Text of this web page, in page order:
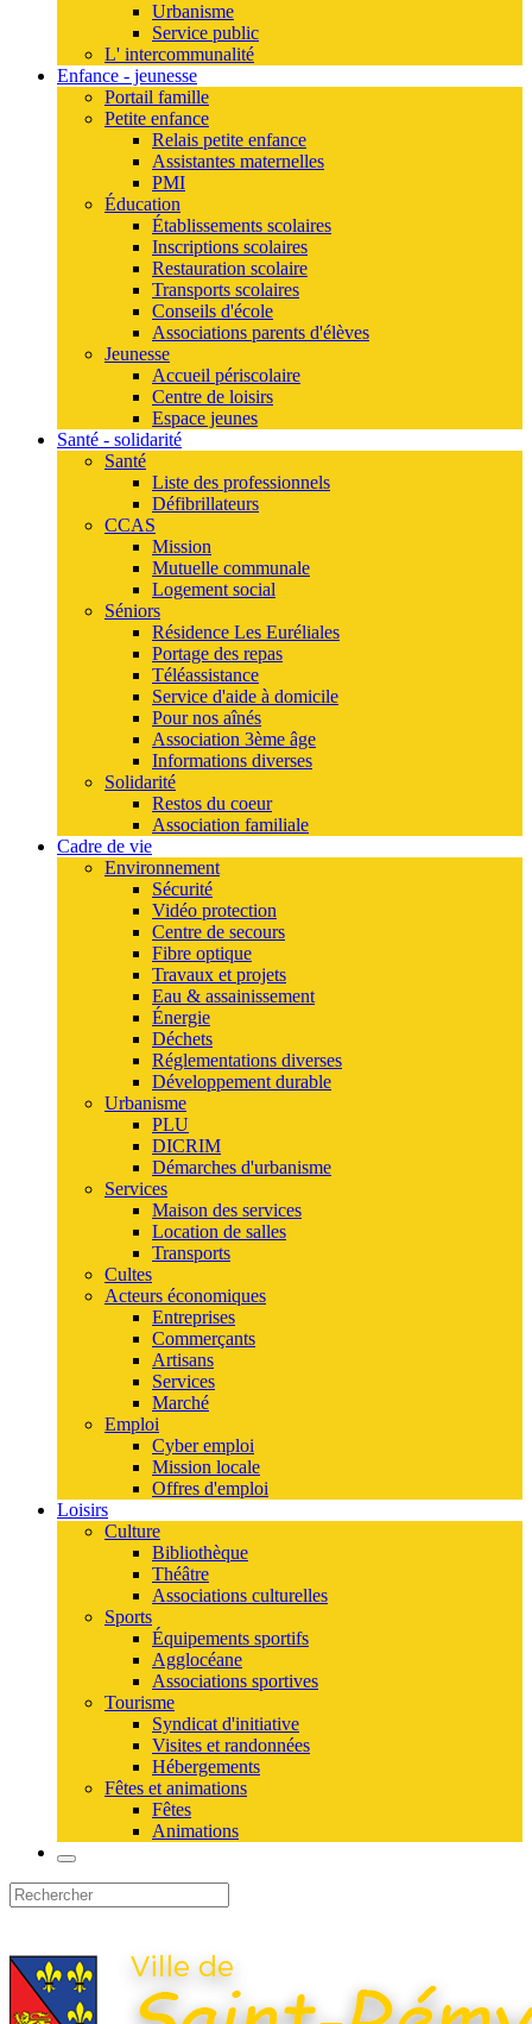
Urbanisme
Service public
L' intercommunalité
Enfance - jeunesse
Portail famille
Petite enfance
Relais petite enfance
Assistantes maternelles
PMI
Éducation
Établissements scolaires
Inscriptions scolaires
Restauration scolaire
Transports scolaires
Conseils d'école
Associations parents d'élèves
Jeunesse
Accueil périscolaire
Centre de loisirs
Espace jeunes
Santé - solidarité
Santé
Liste des professionnels
Défibrillateurs
CCAS
Mission
Mutuelle communale
Logement social
Séniors
Résidence Les Euréliales
Portage des repas
Téléassistance
Service d'aide à domicile
Pour nos aînés
Association 3ème âge
Informations diverses
Solidarité
Restos du coeur
Association familiale
Cadre de vie
Environnement
Sécurité
Vidéo protection
Centre de secours
Fibre optique
Travaux et projets
Eau & assainissement
Énergie
Déchets
Réglementations diverses
Développement durable
Urbanisme
PLU
DICRIM
Démarches d'urbanisme
Services
Maison des services
Location de salles
Transports
Cultes
Acteurs économiques
Entreprises
Commerçants
Artisans
Services
Marché
Emploi
Cyber emploi
Mission locale
Offres d'emploi
Loisirs
Culture
Bibliothèque
Théâtre
Associations culturelles
Sports
Équipements sportifs
Agglocéane
Associations sportives
Tourisme
Syndicat d'initiative
Visites et randonnées
Hébergements
Fêtes et animations
Fêtes
Animations